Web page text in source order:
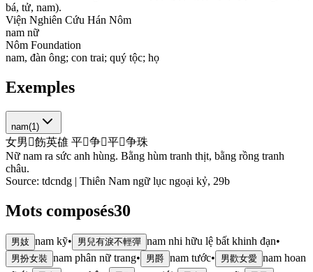
bá, tử, nam).
Viện Nghiên Cứu Hán Nôm
nam nữ
Nôm Foundation
nam, đàn ông; con trai; quý tộc; họ
Exemples
nam(1)
女男 𦋦飭英䧺 平𤞻争𦧘平𧍰争珠
Nữ nam ra sức anh hùng. Bằng hùm tranh thịt, bằng rồng tranh
châu.
Source: tdcndg | Thiên Nam ngữ lục ngoại kỷ, 29b
Mots composés30
男妓 nam kỹ• 男兒有淚不輕彈 nam nhi hữu lệ bất khinh đạn•
男扮女裝 nam phân nữ trang• 男爵 nam tước• 男歡女愛 nam hoan